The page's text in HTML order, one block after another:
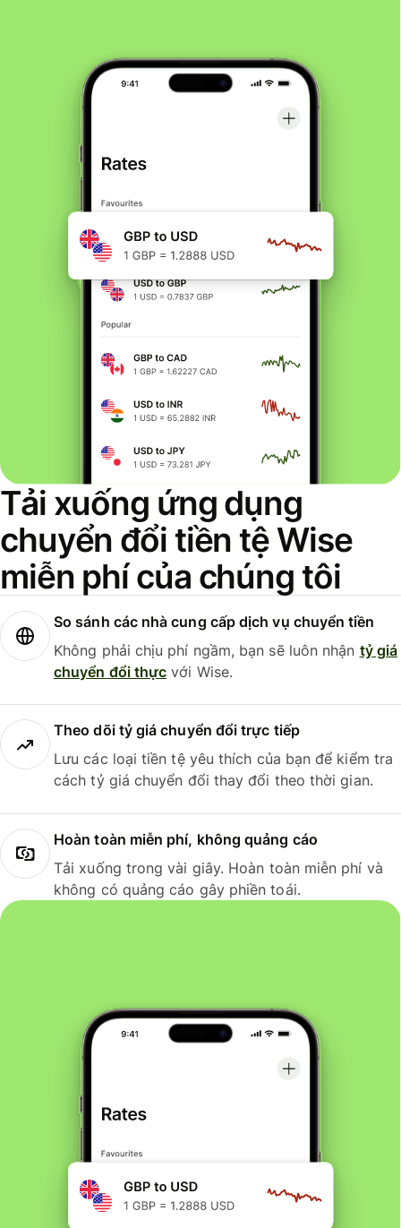
Tải xuống ứng dụng
chuyển đổi tiền tệ Wise
miễn phí của chúng tôi
So sánh các nhà cung cấp dịch vụ chuyển tiền
Không phải chịu phí ngầm, bạn sẽ luôn nhận tỷ giá
chuyển đổi thực với Wise.
Theo dõi tỷ giá chuyển đổi trực tiếp
Lưu các loại tiền tệ yêu thích của bạn để kiểm tra
cách tỷ giá chuyển đổi thay đổi theo thời gian.
Hoàn toàn miễn phí, không quảng cáo
Tải xuống trong vài giây. Hoàn toàn miễn phí và
không có quảng cáo gây phiền toái.